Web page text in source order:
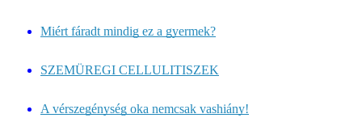
Miért fáradt mindig ez a gyermek?
SZEMÜREGI CELLULITISZEK
A vérszegénység oka nemcsak vashiány!